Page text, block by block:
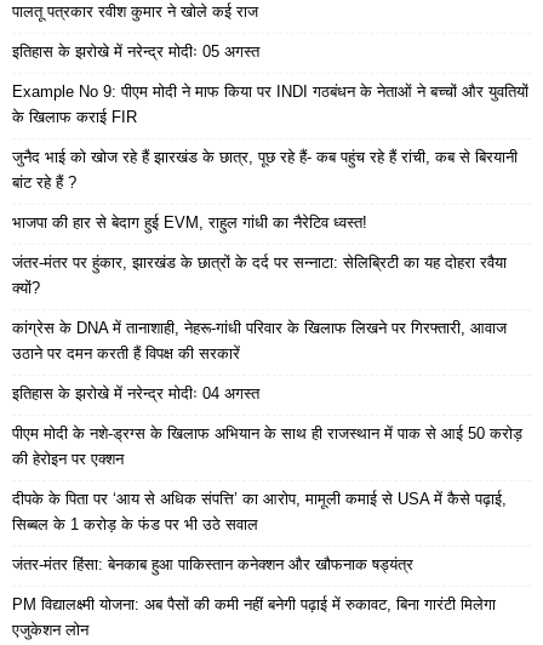
पालतू पत्रकार रवीश कुमार ने खोले कई राज
इतिहास के झरोखे में नरेन्द्र मोदीः 05 अगस्त
Example No 9: पीएम मोदी ने माफ किया पर INDI गठबंधन के नेताओं ने बच्चों और युवतियों
के खिलाफ कराई FIR
जुनैद भाई को खोज रहे हैं झारखंड के छात्र, पूछ रहे हैं- कब पहुंच रहे हैं रांची, कब से बिरयानी
बांट रहे हैं ?
भाजपा की हार से बेदाग हुई EVM, राहुल गांधी का नैरेटिव ध्वस्त!
जंतर-मंतर पर हुंकार, झारखंड के छात्रों के दर्द पर सन्नाटा: सेलिब्रिटी का यह दोहरा रवैया
क्यों?
कांग्रेस के DNA में तानाशाही, नेहरू-गांधी परिवार के खिलाफ लिखने पर गिरफ्तारी, आवाज
उठाने पर दमन करती हैं विपक्ष की सरकारें
इतिहास के झरोखे में नरेन्द्र मोदीः 04 अगस्त
पीएम मोदी के नशे-ड्रग्स के खिलाफ अभियान के साथ ही राजस्थान में पाक से आई 50 करोड़
की हेरोइन पर एक्शन
दीपके के पिता पर ‘आय से अधिक संपत्ति’ का आरोप, मामूली कमाई से USA में कैसे पढ़ाई,
सिब्बल के 1 करोड़ के फंड पर भी उठे सवाल
जंतर-मंतर हिंसा: बेनकाब हुआ पाकिस्तान कनेक्शन और खौफनाक षड्यंत्र
PM विद्यालक्ष्मी योजना: अब पैसों की कमी नहीं बनेगी पढ़ाई में रुकावट, बिना गारंटी मिलेगा
एजुकेशन लोन